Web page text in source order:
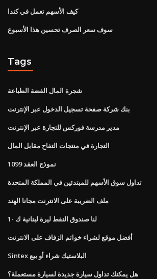
كيف الأسهم تعمل في كندا
سوف سعر الصرف تحسين هذا الأسبوع
Tags
شجرة المال الفضة الطباعة
بنك شركة صفحة تسجيل الدخول عبر الإنترنت
مدير مدرسة فوركس للتجارة عبر الإنترنت
التجارة في منتجات التفاح مقابل المال
نموذج العقد 1099
تداول سوق الأسهم للمبتدئين في المملكة المتحدة
ملف الضريبة على الانترنت مجانا الهند
لنا صندوق النفط ليرة لبنانية ك -1
أفضل موقع لشراء خواتم الزفاف على الانترنت
Sintex البلاستيك شراء أو بيع
هل يمكنك تداول سيارة جديدة لسيارة مستعملة؟